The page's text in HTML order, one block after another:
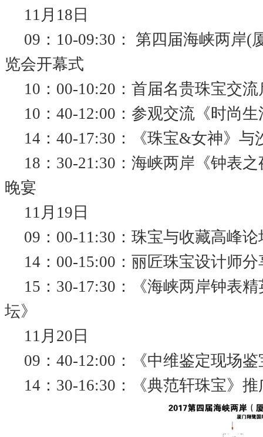
11月18日
09：10-09:30： 第四届海峡两岸(
览会开幕式
10：00-10:20：首届名贵珠宝交
10：40-12:00：参观交流《时尚
14：40-17:30：《珠宝&女神》与
18：30-21:30：海峡两岸《钟表
晚宴
11月19日
09：00-11:30：珠宝与收藏高峰论
14：00-15:00：丽匠珠宝设计师
15：30-17:30：《海峡两岸钟表
坛》
11月20日
09：40-12:00：《中维鉴定现场
14：30-16:30：《典范轩珠宝》